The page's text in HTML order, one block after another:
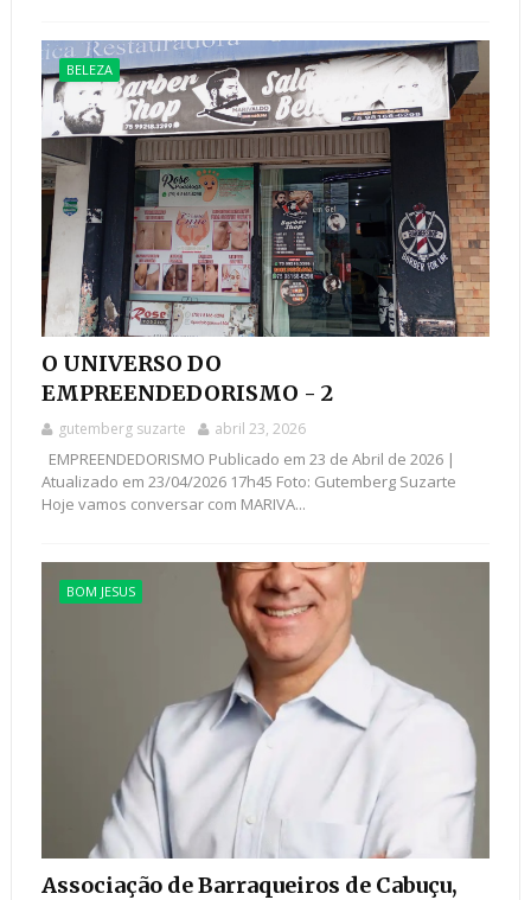
BELEZA
O UNIVERSO DO
EMPREENDEDORISMO - 2
gutemberg suzarte abril 23, 2026
EMPREENDEDORISMO Publicado em 23 de Abril de 2026 |
Atualizado em 23/04/2026 17h45 Foto: Gutemberg Suzarte
Hoje vamos conversar com MARIVA...
BOM JESUS
Associação de Barraqueiros de Cabuçu,